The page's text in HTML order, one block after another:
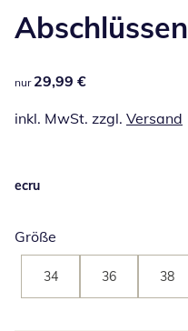
Abschlüssen
29,99 €
nur 29,99 €
inkl. MwSt. zzgl. Versand
ecru
Größe
34 36 38